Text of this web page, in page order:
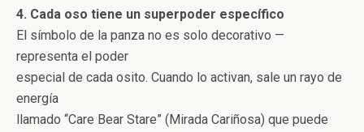
4. Cada oso tiene un superpoder específico
El símbolo de la panza no es solo decorativo —
representa el poder
especial de cada osito. Cuando lo activan, sale un rayo de
energía
llamado “Care Bear Stare” (Mirada Cariñosa) que puede